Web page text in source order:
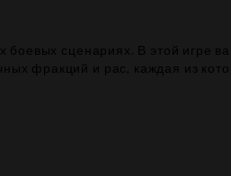
сценариях. В этой игре
фракций и рас, каждая из